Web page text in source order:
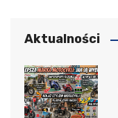
Aktualności